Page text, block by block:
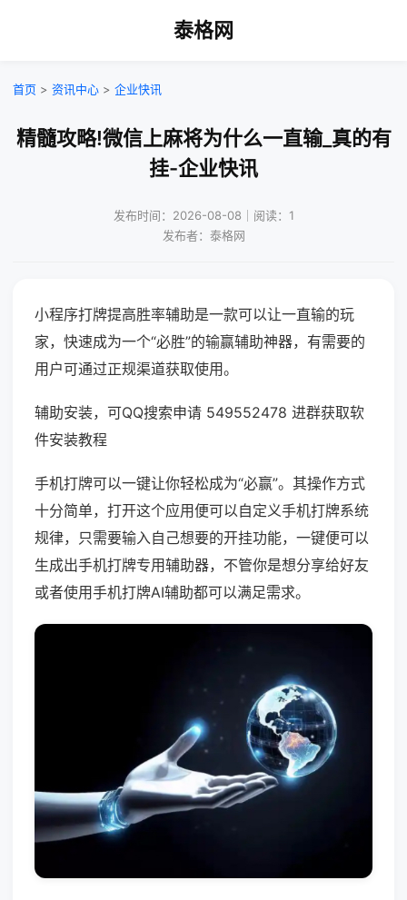
泰格网
首页 > 资讯中心 > 企业快讯
精髓攻略!微信上麻将为什么一直输_真的有
挂-企业快讯
发布时间：2026-08-08｜阅读：1
发布者：泰格网
小程序打牌提高胜率辅助是一款可以让一直输的玩
家，快速成为一个“必胜”的输赢辅助神器，有需要的
用户可通过正规渠道获取使用。
辅助安装，可QQ搜索申请 549552478 进群获取软
件安装教程
手机打牌可以一键让你轻松成为“必赢”。其操作方式
十分简单，打开这个应用便可以自定义手机打牌系统
规律，只需要输入自己想要的开挂功能，一键便可以
生成出手机打牌专用辅助器，不管你是想分享给好友
或者使用手机打牌AI辅助都可以满足需求。